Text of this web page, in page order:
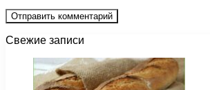
Свежие записи